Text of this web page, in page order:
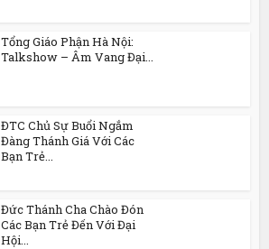
Tổng Giáo Phận Hà Nội:
Talkshow – Âm Vang Đại...
ĐTC Chủ Sự Buổi Ngắm
Đàng Thánh Giá Với Các
Bạn Trẻ...
Đức Thánh Cha Chào Đón
Các Bạn Trẻ Đến Với Đại
Hội...